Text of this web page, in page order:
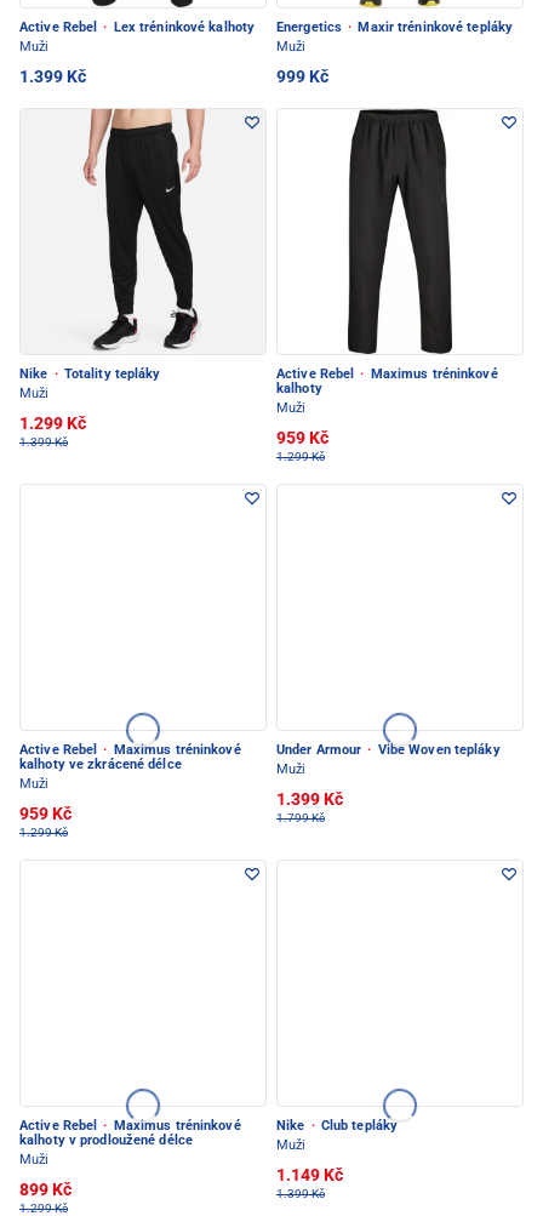
Active Rebel ·
Lex tréninkové kalhoty
Muži
1.399 Kč
Energetics · Maxir tréninkové tepláky
Muži
999 Kč
Nike · Totality tepláky
Muži
1.299 Kč
1.399 Kč
Active Rebel ·
Maximus tréninkové
kalhoty
Muži
959 Kč
1.299 Kč
Active Rebel ·
Maximus tréninkové
kalhoty ve zkrácené délce
Muži
959 Kč
1.299 Kč
Under Armour · Vibe Woven tepláky
Muži
1.399 Kč
1.799 Kč
Active Rebel ·
Maximus tréninkové
kalhoty v prodloužené délce
Muži
899 Kč
1.299 Kč
Nike · Club tepláky
Muži
1.149 Kč
1.399 Kč